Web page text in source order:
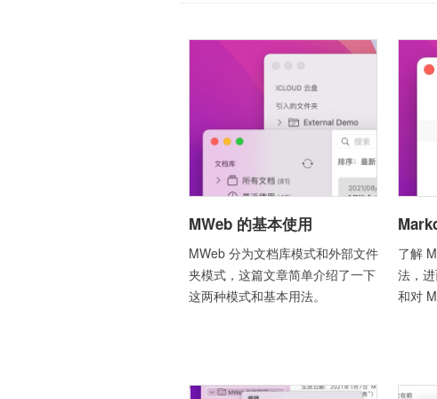
MWeb 的基本使用
MWeb 分为文档库模式和外部文件
夹模式，这篇文章简单介绍了一下
这两种模式和基本用法。
了解
法，
和对